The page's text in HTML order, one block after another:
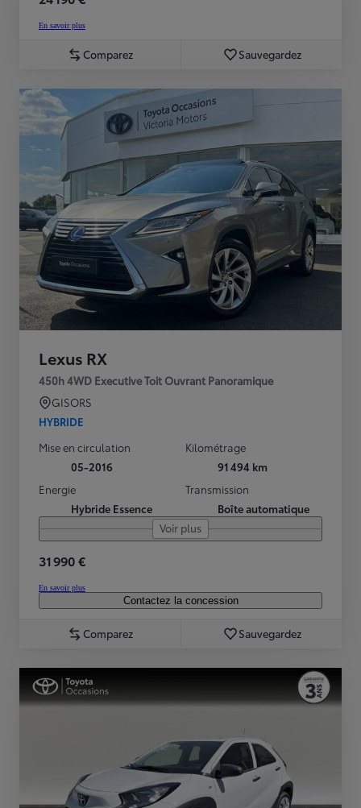
En savoir plus
Comparez Sauvegardez
Lexus RX
450h 4WD Executive Toit Ouvrant Panoramique
GISORS
HYBRIDE
Mise en circulation
05-2016
Kilométrage
91 494 km
Energie
Hybride Essence
Transmission
Boîte automatique
Voir plus
31 990 €
En savoir plus
Contactez la concession
Comparez Sauvegardez